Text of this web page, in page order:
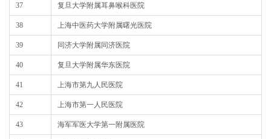
37 复旦大学附属耳鼻喉科医院
38 上海中医药大学附属曙光医院
39 同济大学附属同济医院
40 复旦大学附属华东医院
41 上海市第九人民医院
42 上海市第一人民医院
43 海军军医大学第一附属医院